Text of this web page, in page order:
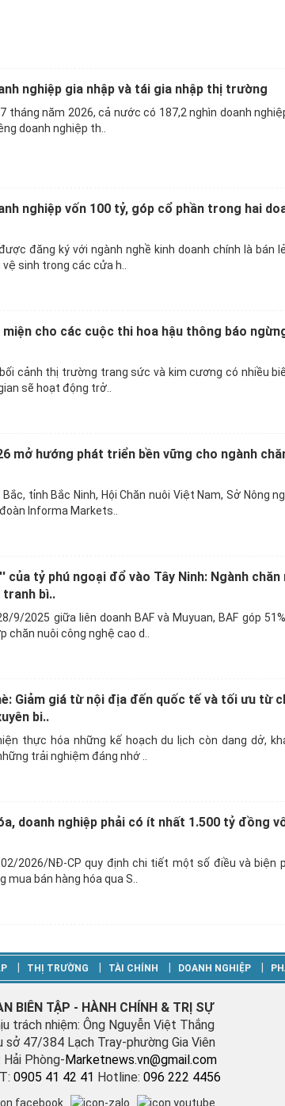
nghiệp gia nhập và tái gia nhập thị trường
tháng năm 2026, cả nước có 187,2 nghìn doanh
doanh nghiệp th..
nghiệp vốn 100 tỷ, góp cổ phần trong hai
đăng ký với ngành nghề kinh doanh chính là bán
sinh trong các cửa h..
cho các cuộc thi hoa hậu thông báo
cảnh thị trường trang sức và kim cương có nhiều
sẽ hoạt động trở..
mở hướng phát triển bền vững cho ngành
tỉnh Bắc Ninh, Hội Chăn nuôi Việt Nam, Sở Nông
Informa Markets..
tỷ phú ngoại đổ vào Tây Ninh: Ngành chăn
bì..
9/2025 giữa liên doanh BAF và Muyuan, BAF góp
chăn nuôi công nghệ cao d..
Giảm giá từ nội địa đến quốc tế và tối ưu từ
bi..
thực hóa những kế hoạch du lịch còn dang dở,
trải nghiệm đáng nhớ ..
doanh nghiệp phải có ít nhất 1.500 tỷ đồng
2026/NĐ-CP quy định chi tiết một số điều và biện
bán hàng hóa qua S..
‎| THỊ TRƯỜNG ‎| TÀI CHÍNH ‎| DOANH NGHIỆP ‎|
BIÊN TẬP - HÀNH CHÍNH & TRỊ SỰ
trách nhiệm: Ông Nguyễn Việt Thắng
sở 47/384 Lạch Tray-phường Gia Viên
Hải Phòng-Marketnews.vn@gmail.com
0905 41 42 41 Hotline:096 222 4456